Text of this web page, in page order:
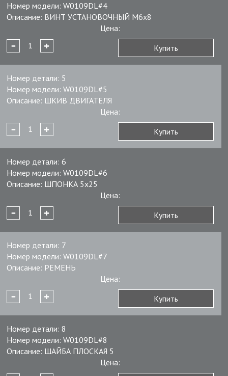
Номер модели: W0109DL#4
Описание: ВИНТ УСТАНОВОЧНЫЙ М6x8
Цена:
Купить
Номер детали: 5
Номер модели: W0109DL#5
Описание: ШКИВ ДВИГАТЕЛЯ
Цена:
Купить
Номер детали: 6
Номер модели: W0109DL#6
Описание: ШПОНКА 5x25
Цена:
Купить
Номер детали: 7
Номер модели: W0109DL#7
Описание: РЕМЕНЬ
Цена:
Купить
Номер детали: 8
Номер модели: W0109DL#8
Описание: ШАЙБА ПЛОСКАЯ 5
Цена: